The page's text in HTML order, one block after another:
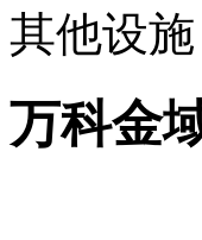
其他设施
万科金